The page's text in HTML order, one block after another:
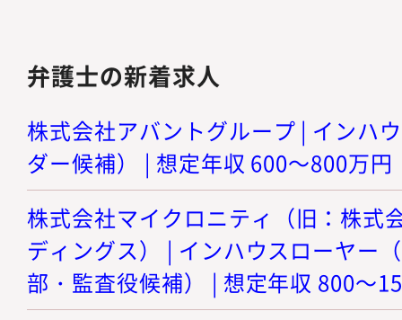
弁護士の新着求人
株式会社アバントグループ | インハ
ダー候補） | 想定年収 600～800万円
株式会社マイクロニティ（旧：株式
ディングス） | インハウスローヤー
部・監査役候補） | 想定年収 800～